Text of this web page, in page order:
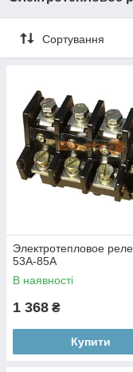
Сортування
Электротепловое
53А-85А
В наявності
1 368 ₴
Купити